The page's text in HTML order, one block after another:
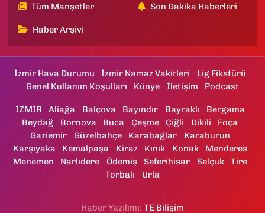
Tüm Manşetler Son Dakika Haberleri
Haber Arşivi
İzmir Hava Durumu İzmir Namaz Vakitleri
Lig Fikstürü
Genel Kullanım Koşulları
Künye İletişim Podcast
İZMİR Aliağa Balçova Bayındır Bayraklı
Bergama
Beydağ
Bornova Buca Çeşme Çiğli Dikili
Foça
Gaziemir
Güzelbahçe Karabağlar
Karaburun
Karşıyaka
Kemalpaşa Kiraz Kınık Konak
Menderes
Menemen
Narlıdere Ödemiş Seferihisar Selçuk
Tire
Torbalı
Urla
Haber Yazılımı: TE Bilişim